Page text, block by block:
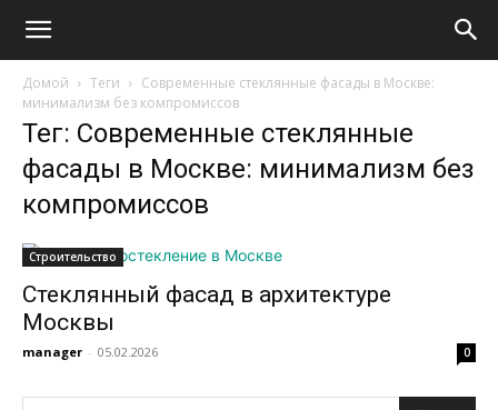
Домой Теги
Современные стеклянные фасады в Москве:
минимализм без компромиссов
Тег: Современные стеклянные
фасады в Москве: минимализм без
компромиссов
Строительство
Стеклянный фасад в архитектуре
Москвы
manager - 05.02.2026 0